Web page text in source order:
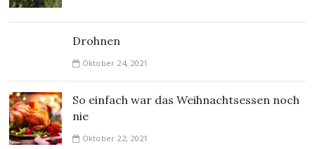
Drohnen
Oktober 24, 2021
So einfach war das Weihnachtsessen noch
nie
Oktober 22, 2021